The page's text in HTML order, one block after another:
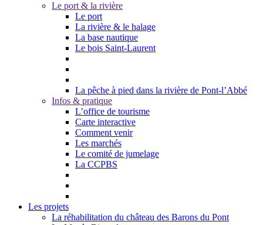
Le port & la rivière
Le port
La rivière & le halage
La base nautique
Le bois Saint-Laurent
La pêche à pied dans la rivière de Pont-l’Abbé
Infos & pratique
L’office de tourisme
Carte interactive
Comment venir
Les marchés
Le comité de jumelage
La CCPBS
Les projets
La réhabilitation du château des Barons du Pont